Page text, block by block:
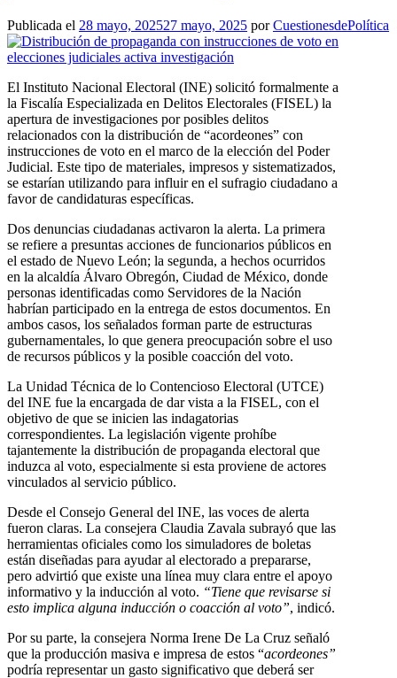
Publicada el 28 mayo, 202527 mayo, 2025 porCuestionesdePolítica
El Instituto Nacional Electoral (INE) solicitó formalmente a
la Fiscalía Especializada en Delitos Electorales (FISEL) la
apertura de investigaciones por posibles delitos
relacionados con la distribución de “acordeones” con
instrucciones de voto en el marco de la elección del Poder
Judicial. Este tipo de materiales, impresos y sistematizados,
se estarían utilizando para influir en el sufragio ciudadano a
favor de candidaturas específicas.
Dos denuncias ciudadanas activaron la alerta. La primera
se refiere a presuntas acciones de funcionarios públicos en
el estado de Nuevo León; la segunda, a hechos ocurridos
en la alcaldía Álvaro Obregón, Ciudad de México, donde
personas identificadas como Servidores de la Nación
habrían participado en la entrega de estos documentos. En
ambos casos, los señalados forman parte de estructuras
gubernamentales, lo que genera preocupación sobre el uso
de recursos públicos y la posible coacción del voto.
La Unidad Técnica de lo Contencioso Electoral (UTCE)
del INE fue la encargada de dar vista a la FISEL, con el
objetivo de que se inicien las indagatorias
correspondientes. La legislación vigente prohíbe
tajantemente la distribución de propaganda electoral que
induzca al voto, especialmente si esta proviene de actores
vinculados al servicio público.
Desde el Consejo General del INE, las voces de alerta
fueron claras. La consejera Claudia Zavala subrayó que las
herramientas oficiales como los simuladores de boletas
están diseñadas para ayudar al electorado a prepararse,
pero advirtió que existe una línea muy clara entre el apoyo
informativo y la inducción al voto. “Tiene que revisarse si
esto implica alguna inducción o coacción al voto”, indicó.
Por su parte, la consejera Norma Irene De La Cruz señaló
que la producción masiva e impresa de estos “acordeones”
podría representar un gasto significativo que deberá ser